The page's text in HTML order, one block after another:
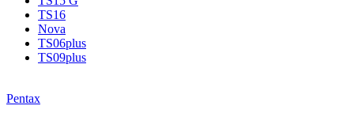
TS16
Nova
TS06plus
TS09plus
Pentax